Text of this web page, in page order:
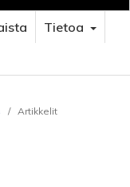
Tietoa
/ Artikkelit